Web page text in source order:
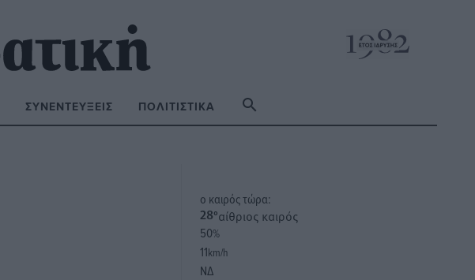
ΣΥΝΕΝΤΕΎΞΕΙΣ ΠΟΛΙΤΙΣΤΙΚΆ
o καιρός τώρα:
28°αίθριος καιρός
50%
11km/h
ΝΔ